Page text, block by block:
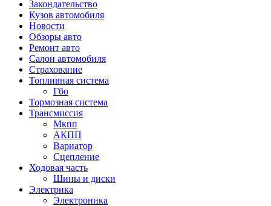
Закондательство
Кузов автомобиля
Новости
Обзоры авто
Ремонт авто
Салон автомобиля
Страхование
Топливная система
Гбо
Тормозная система
Трансмиссия
Мкпп
АКПП
Вариатор
Сцепление
Ходовая часть
Шины и диски
Электрика
Электроника